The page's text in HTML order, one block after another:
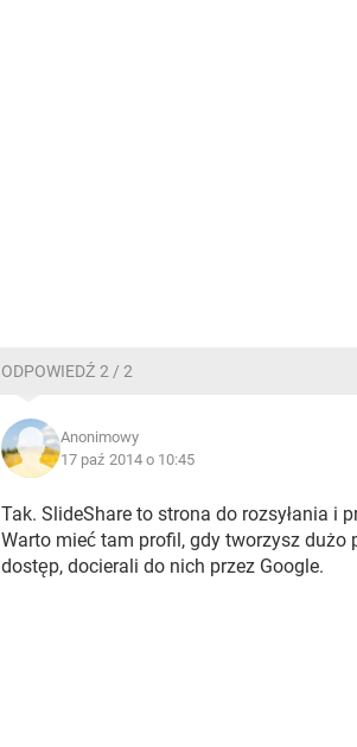
ODPOWIEDŹ 2 / 2
Anonimowy
17 paź 2014 o 10:45
Tak. SlideShare to strona do rozsyłania i
Warto mieć tam profil, gdy tworzysz dużo
dostęp, docierali do nich przez Google.